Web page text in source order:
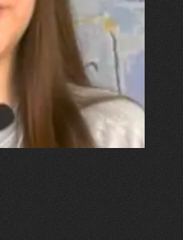
та
донька
йти